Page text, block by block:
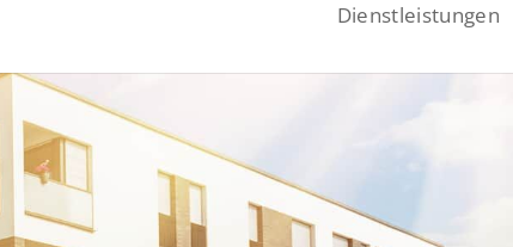
Dienstleistungen